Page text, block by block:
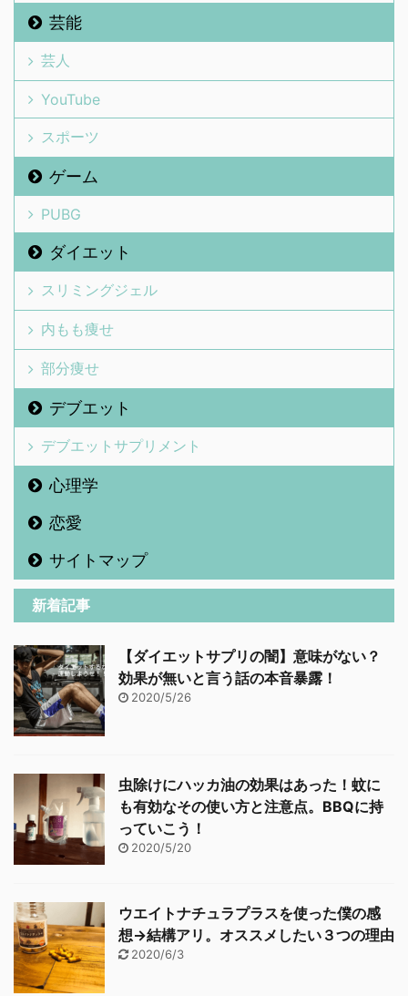
芸能
芸人
YouTube
スポーツ
ゲーム
PUBG
ダイエット
スリミングジェル
内もも痩せ
部分痩せ
デブエット
デブエットサプリメント
心理学
恋愛
サイトマップ
新着記事
【ダイエットサプリの闇】意味がない？
効果が無いと言う話の本音暴露！
2020/5/26
虫除けにハッカ油の効果はあった！蚊に
も有効なその使い方と注意点。BBQに持
っていこう！
2020/5/20
ウエイトナチュラプラスを使った僕の感
想→結構アリ。オススメしたい３つの理由
2020/6/3